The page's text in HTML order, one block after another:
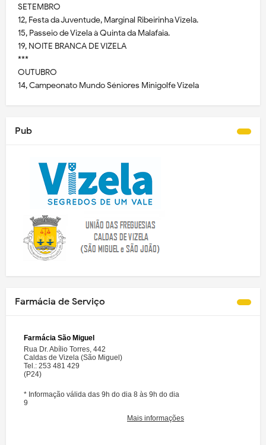
SETEMBRO
12, Festa da Juventude, Marginal Ribeirinha Vizela.
15, Passeio de Vizela à Quinta da Malafaia.
19, NOITE BRANCA DE VIZELA
***
OUTUBRO
14, Campeonato Mundo Séniores Minigolfe Vizela
Pub
Farmácia de Serviço